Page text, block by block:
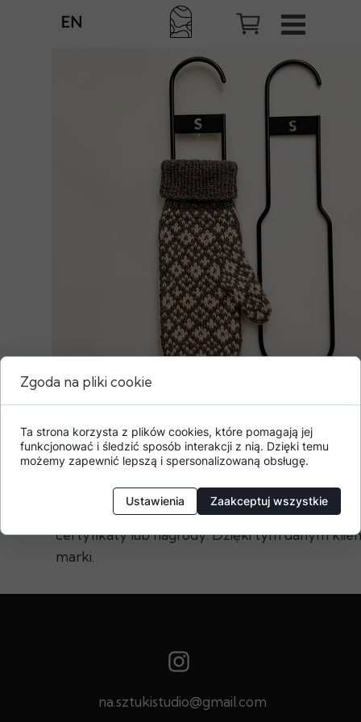
Dodatkowe informacje o produkcie
W tej sekcji warto umieścić istotne informacje,
gwarancji, zalecenia dotyczące montażu/
certyfikaty lub nagrody. Dzięki tym danym
marki.
na.sztukistudio@gmail.com
Zgoda na pliki cookie
Ta strona korzysta z plików cookies, które pomagają jej
funkcjonować i śledzić sposób interakcji z nią. Dzięki temu
możemy zapewnić lepszą i spersonalizowaną obsługę.
Ustawienia Zaakceptuj wszystkie